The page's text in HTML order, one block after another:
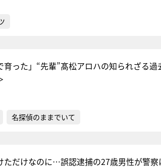
育った」“先輩”髙松アロハの知られざる
名探偵のままでいて
ただけなのに…誤認逮捕の27歳男性が警